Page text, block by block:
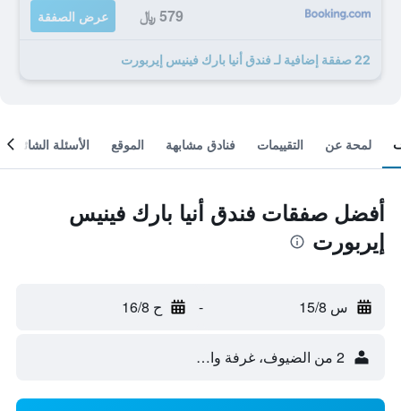
579 ﷼ عرض الصفقة
22 صفقة إضافية لـ فندق أنيا بارك فينيس إيربورت
لمحة عن التقييمات فنادق مشابهة الموقع الأسئلة الشائعة
أفضل صفقات فندق أنيا بارك فينيس
إيربورت
س 15/8 - ح 16/8
2 من الضيوف، غرفة واحدة